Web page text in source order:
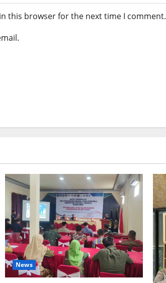
this browser for the next time I comment.
News